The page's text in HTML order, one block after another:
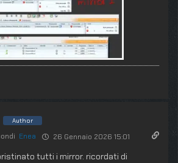
Author
Enea 26 Gennaio 2026 15:01
tutti i mirror. ricordati di